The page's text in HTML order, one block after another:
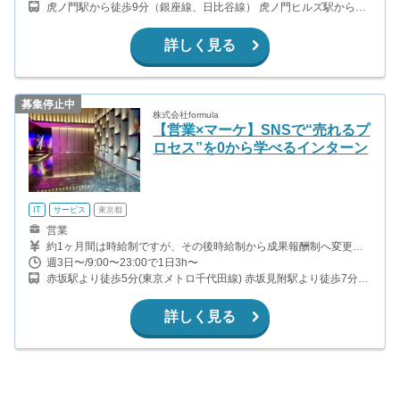
虎ノ門駅から徒歩9分（銀座線、日比谷線） 虎ノ門ヒルズ駅から徒
詳しく見る
募集停止中
株式会社formula
【営業×マーケ】SNSで“売れるプ
ロセス”を0から学べるインターン
IT サービス 東京都
営業
約1ヶ月間は時給制ですが、その後時給制から成果報酬制へ変更と
なります。 ◇ 入社後約1ヶ月目安：時給1,200円 ※成果報酬への切
り替えタイミングは、アポイント（Zoom面談設定）5件獲得によっ
て判断します。 ◇ 成果報酬制へ移行 ・アポイント獲得（Zoom面談
設定）：1件につき10,000円 ・契約成立時：1件75,000円～
得が可能。(時給換算で1,800円〜2,500円程度) ＊契約件数や実績に
応じて報酬額が段階的にアップします。
週3日〜/9:00〜23:00で1日3h〜
赤坂駅より徒歩5分(東京メトロ千代田線) 赤坂見附駅より徒歩7分
詳しく見る